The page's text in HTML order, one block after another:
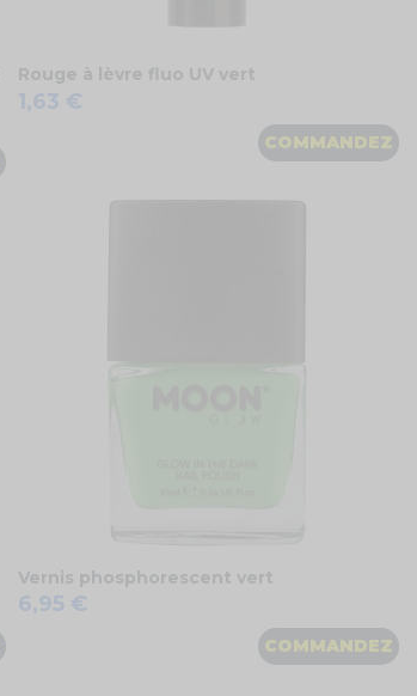
Rouge à lèvre fluo UV vert
1,63 €
COMMANDEZ
Vernis phosphorescent vert
6,95 €
COMMANDEZ